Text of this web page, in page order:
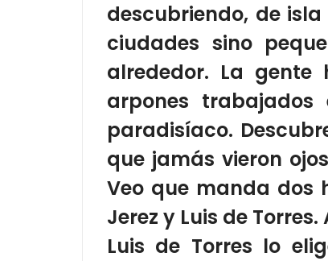
descubriendo, de
ciudades sino
alrededor. La gente
arpones trabajados
paradisíaco.
que jamás vieron
Veo que manda dos
Jerez y Luis de Torres.
Luis de Torres lo